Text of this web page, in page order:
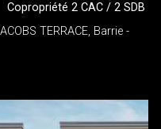
Copropriété 2 CAC / 2 SDB
TERRACE, Barrie -